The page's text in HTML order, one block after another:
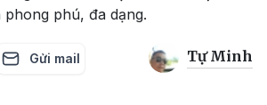
phú, đa dạng.
Gửi mail Tự Minh